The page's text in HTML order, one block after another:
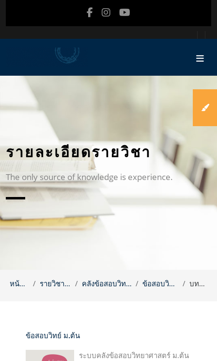
รายละเอียดรายวิชา
The only source of knowledge is experience.
หน้าหลัก รายวิชาทั้งหมด คลังข้อสอบวิทยาศาสตร์ ข้อสอบวิทย์ ม.ต้น บทคัดย่อ
ข้อสอบวิทย์ ม.ต้น
ระบบคลังข้อสอบวิทยาศาสตร์ ม.ต้น